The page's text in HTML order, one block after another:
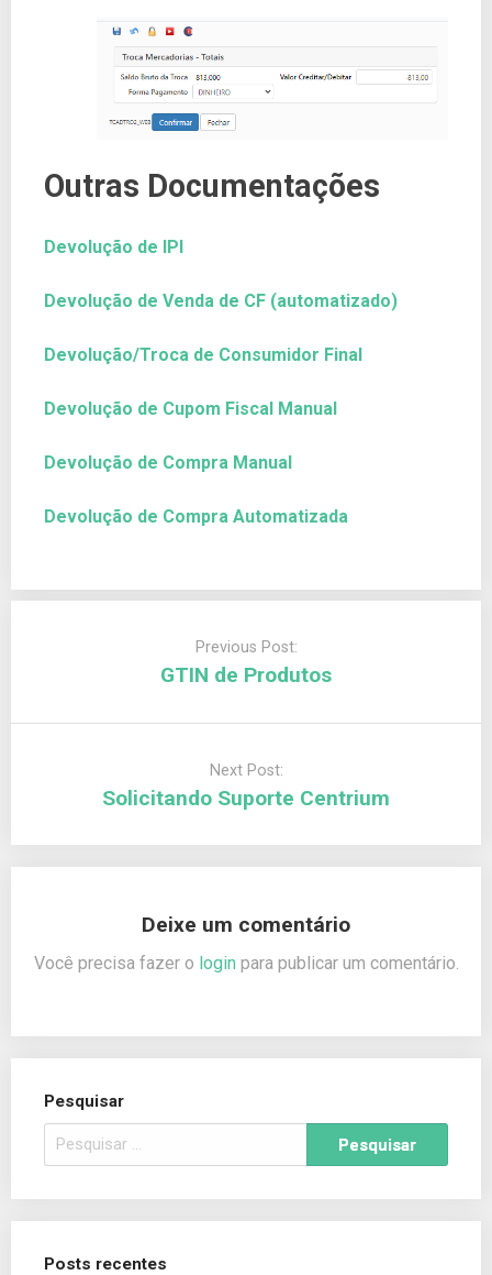
Outras Documentações
Devolução de IPI
Devolução de Venda de CF (automatizado)
Devolução/Troca de Consumidor Final
Devolução de Cupom Fiscal Manual
Devolução de Compra Manual
Devolução de Compra Automatizada
Previous Post:
GTIN de Produtos
Next Post:
Solicitando Suporte Centrium
Deixe um comentário
Você precisa fazer o login para publicar um comentário.
Pesquisar
Posts recentes